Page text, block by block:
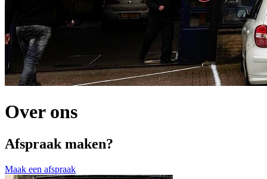
Over ons
Afspraak maken?
Maak een afspraak